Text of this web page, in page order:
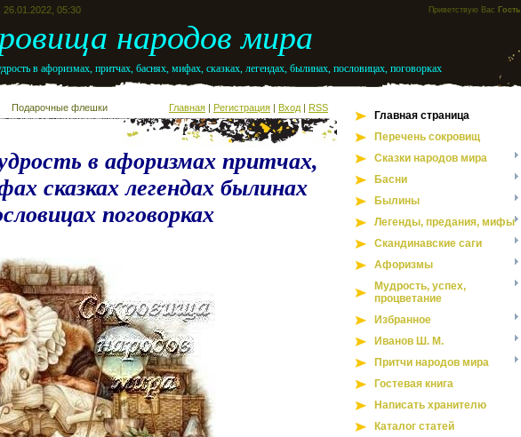
26.01.2022, 05:30 Приветствую Вас Гость
народов мира
в афоризмах, притчах, баснях, мифах, сказках, легендах, былинах, пословицах, поговорках
Подарочные флешки Главная | Регистрация | Вход | RSS
в афоризмах притчах,
сказках легендах былинах
поговорках
Главная страница
Перечень сокровищ
Сказки народов мира
Басни
Былины
Легенды, предания, мифы
Скандинавские саги
Афоризмы
Мудрость, успех,
процветание
Избранное
Иванов Ш. М.
Притчи народов мира
Гостевая книга
Написать хранителю
Каталог статей